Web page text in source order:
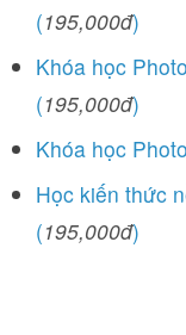
(195,000đ)
Khóa học
(195,000đ)
Khóa học
Học kiến thức
(195,000đ)